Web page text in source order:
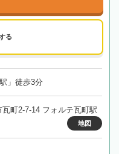
る
」徒歩3分
町2-7-14 フォルテ瓦町駅
地図